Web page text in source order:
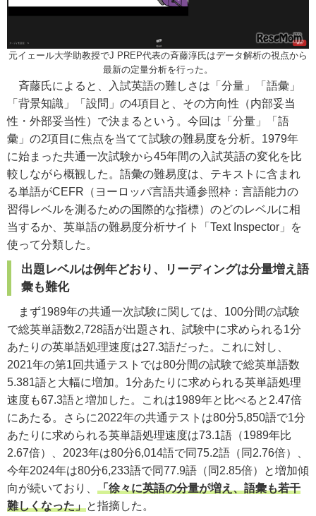
元イェール大学助教授でJ PREP代表の斉藤淳氏はデータ解析の視点から
最新の定量分析を行った。
斉藤氏によると、入試英語の難しさは「分量」「語彙」
「背景知識」「設問」の4項目と、その方向性（内部妥当
性・外部妥当性）で決まるという。今回は「分量」「語
彙」の2項目に焦点を当てて試験の難易度を分析。1979年
に始まった共通一次試験から45年間の入試英語の変化を比
較しながら概観した。語彙の難易度は、テキストに含まれ
る単語がCEFR（ヨーロッパ言語共通参照枠：言語能力の
習得レベルを測るための国際的な指標）のどのレベルに相
当するか、英単語の難易度分析サイト「Text Inspector」を
使って分類した。
出題レベルは例年どおり、リーディングは分量増え語
彙も難化
まず1989年の共通一次試験に関しては、100分間の試験
で総英単語数2,728語が出題され、試験中に求められる1分
あたりの英単語処理速度は27.3語だった。これに対し、
2021年の第1回共通テストでは80分間の試験で総英単語数
5.381語と大幅に増加。1分あたりに求められる英単語処理
速度も67.3語と増加した。これは1989年と比べると2.47倍
にあたる。さらに2022年の共通テストは80分5,850語で1分
あたりに求められる英単語処理速度は73.1語（1989年比
2.67倍）、2023年は80分6,014語で同75.2語（同2.76倍）、
今年2024年は80分6,233語で同77.9語（同2.85倍）と増加傾
向が続いており、 「徐々に英語の分量が増え、語彙も若干
難しくなった」と指摘した。